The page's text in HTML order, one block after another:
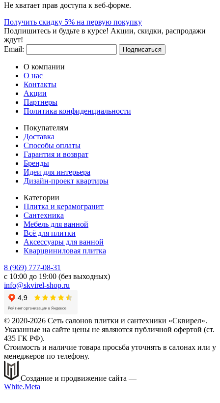
Не хватает прав доступа к веб-форме.
Получить скидку 5% на первую покупку
Подпишитесь и будьте в курсе! Акции, скидки, распродажи
ждут!
Email:
Подписаться
О компании
О нас
Контакты
Акции
Партнеры
Политика конфиденциальности
Покупателям
Доставка
Способы оплаты
Гарантия и возврат
Бренды
Идеи для интерьера
Дизайн-проект квартиры
Категории
Плитка и керамогранит
Сантехника
Мебель для ванной
Всё для плитки
Аксессуары для ванной
Кварцвиниловая плитка
8 (969) 777-08-31
с 10:00 до 19:00 (без выходных)
info@skvirel-shop.ru
© 2020-2026 Сеть салонов плитки и сантехники «Сквирел».
Указанные на сайте цены не являются публичной офертой (ст.
435 ГК РФ).
Стоимость и наличие товара просьба уточнять в салонах или у
менеджеров по телефону.
Создание и продвижение сайта —
White.Meta